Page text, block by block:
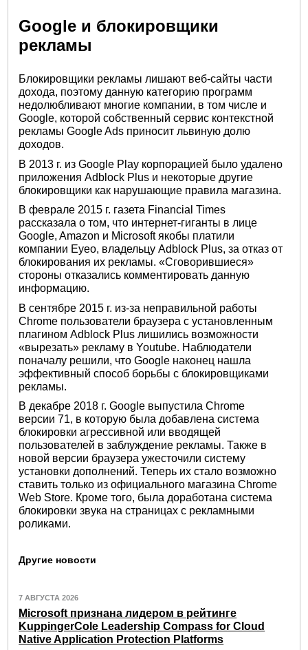
Google и блокировщики
рекламы
Блокировщики рекламы лишают веб-сайты части
дохода, поэтому данную категорию программ
недолюбливают многие компании, в том числе и
Google, которой собственный сервис контекстной
рекламы Google Ads приносит львиную долю
доходов.
В 2013 г. из Google Play корпорацией было удалено
приложения Adblock Plus и некоторые другие
блокировщики как нарушающие правила магазина.
В феврале 2015 г. газета Financial Times
рассказала о том, что интернет-гиганты в лице
Google, Amazon и Microsoft якобы платили
компании Eyeo, владельцу Adblock Plus, за отказ от
блокирования их рекламы. «Сговорившиеся»
стороны отказались комментировать данную
информацию.
В сентябре 2015 г. из-за неправильной работы
Chrome пользователи браузера с установленным
плагином Adblock Plus лишились возможности
«вырезать» рекламу в Youtube. Наблюдатели
поначалу решили, что Google наконец нашла
эффективный способ борьбы с блокировщиками
рекламы.
В декабре 2018 г. Google выпустила Chrome
версии 71, в которую была добавлена система
блокировки агрессивной или вводящей
пользователей в заблуждение рекламы. Также в
новой версии браузера ужесточили систему
установки дополнений. Теперь их стало возможно
ставить только из официального магазина Chrome
Web Store. Кроме того, была доработана система
блокировки звука на страницах с рекламными
роликами.
Другие новости
7 АВГУСТА 2026
Microsoft признана лидером в рейтинге
KuppingerCole Leadership Compass for Cloud
Native Application Protection Platforms